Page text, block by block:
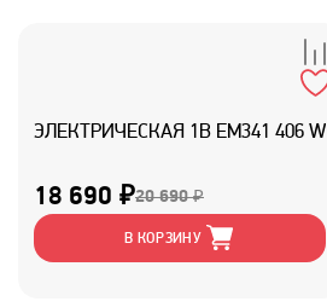
ЭЛЕКТРИЧЕСКАЯ 1B EM341 406 W
18 690 ₽20 690 ₽
В КОРЗИНУ